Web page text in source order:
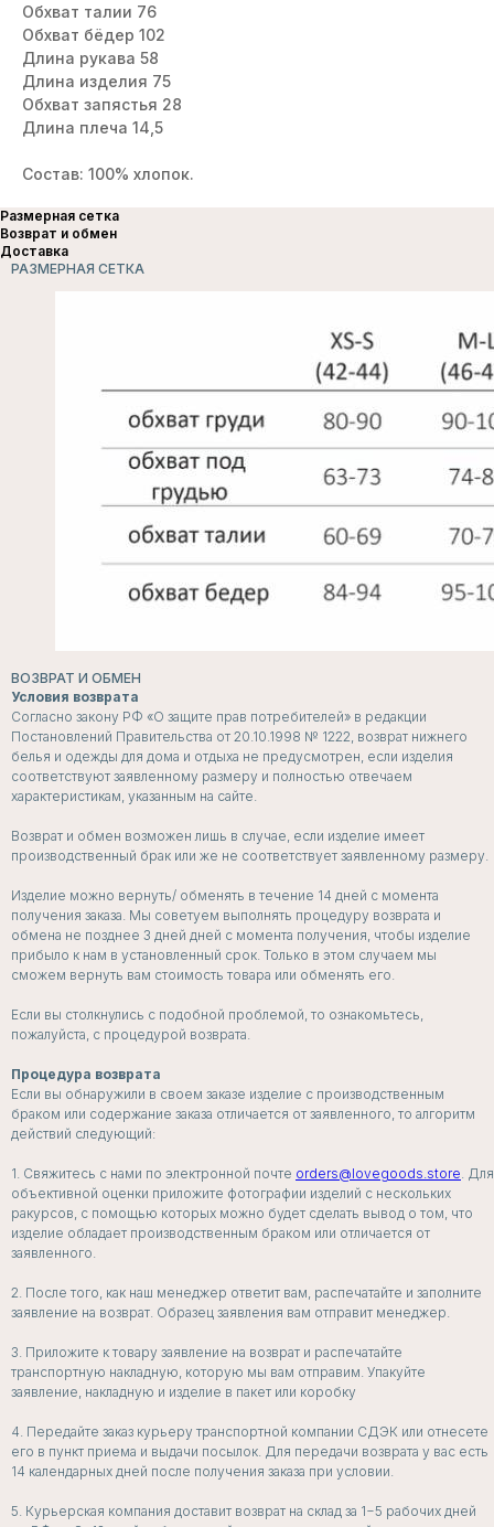
Обхват талии 76
Обхват бёдер 102
Длина рукава 58
Длина изделия 75
Обхват запястья 28
Длина плеча 14,5
Состав: 100% хлопок.
Размерная сетка
Возврат и обмен
Доставка
РАЗМЕРНАЯ СЕТКА
ВОЗВРАТ И ОБМЕН
Условия возврата
Согласно закону РФ «О защите прав потребителей» в редакции
Постановлений Правительства от 20.10.1998 № 1222, возврат нижнего
белья и одежды для дома и отдыха не предусмотрен, если изделия
соответствуют заявленному размеру и полностью отвечаем
характеристикам, указанным на сайте.
Возврат и обмен возможен лишь в случае, если изделие имеет
производственный брак или же не соответствует заявленному размеру.
Изделие можно вернуть/ обменять в течение 14 дней с момента
получения заказа. Мы советуем выполнять процедуру возврата и
обмена не позднее 3 дней дней с момента получения, чтобы изделие
прибыло к нам в установленный срок. Только в этом случаем мы
сможем вернуть вам стоимость товара или обменять его.
Если вы столкнулись с подобной проблемой, то ознакомьтесь,
пожалуйста, с процедурой возврата.
Процедура возврата
Если вы обнаружили в своем заказе изделие с производственным
браком или содержание заказа отличается от заявленного, то алгоритм
действий следующий:
1. Свяжитесь с нами по электронной почте orders@lovegoods.store . Для
объективной оценки приложите фотографии изделий с нескольких
ракурсов, с помощью которых можно будет сделать вывод о том, что
изделие обладает производственным браком или отличается от
заявленного.
2. После того, как наш менеджер ответит вам, распечатайте и заполните
заявление на возврат. Образец заявления вам отправит менеджер.
3. Приложите к товару заявление на возврат и распечатайте
транспортную накладную, которую мы вам отправим. Упакуйте
заявление, накладную и изделие в пакет или коробку
4. Передайте заказ курьеру транспортной компании СДЭК или отнесете
его в пункт приема и выдачи посылок. Для передачи возврата у вас есть
14 календарных дней после получения заказа при условии.
5. Курьерская компания доставит возврат на склад за 1−5 рабочих дней
БЕЛЬЕ
ДЛЯ СЛУЧАЯ
СМОТРЕТЬ ВСЕ